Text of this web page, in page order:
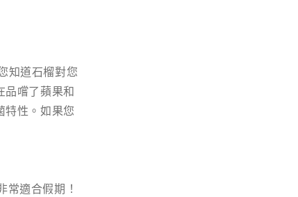
知道石榴對您
品嚐了蘋果和
特性。如果您
適合假期！